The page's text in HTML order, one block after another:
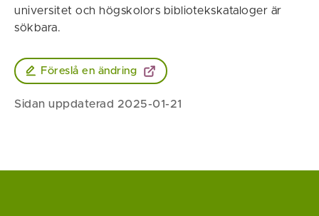
universitet och högskolors bibliotekskataloger är
sökbara.
Föreslå en ändring
Sidan uppdaterad 2025-01-21